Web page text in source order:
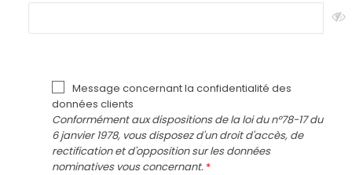
Message concernant la confidentialité des
données clients
Conformément aux dispositions de la loi du n°78-17 du
6 janvier 1978, vous disposez d'un droit d'accès, de
rectification et d'opposition sur les données
nominatives vous concernant.